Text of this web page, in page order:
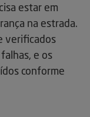
estar em
na estrada.
verificados
e os
conforme